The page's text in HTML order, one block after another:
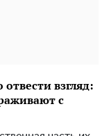
взгляд:
с